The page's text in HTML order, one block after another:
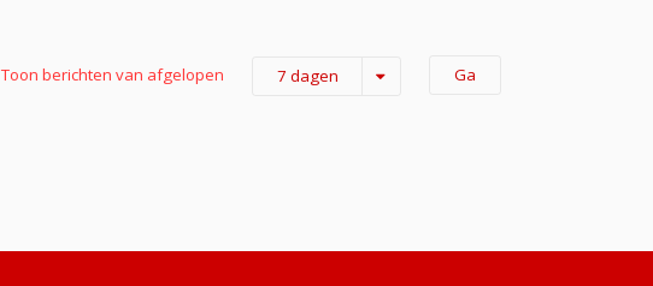
Toon berichten van afgelopen 7 dagen